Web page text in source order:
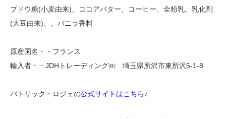
ブドウ糖(小麦由来)、ココアバター、コーヒー、全粉乳、乳化剤
(大豆由来)、。バニラ香料
原産国名・・フランス
輸入者・・JDHトレーディング㈱ 埼玉県所沢市東所沢5-1-8
パトリック・ロジェの公式サイトはこちら♪